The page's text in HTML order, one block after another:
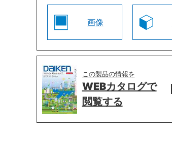
画像
この製品の情報を
WEBカタログで
閲覧する